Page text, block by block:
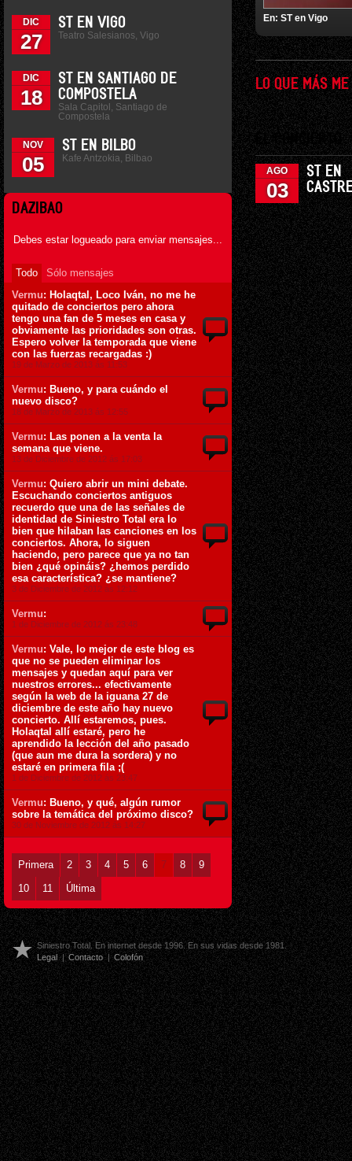
DIC
27
ST EN VIGO
Teatro Salesianos, Vigo
DIC
18
ST EN SANTIAGO DE
COMPOSTELA
Sala Capitol, Santiago de
Compostela
NOV
05
ST EN BILBO
Kafe Antzokia, Bilbao
DAZIBAO
Debes estar logueado para enviar mensajes...
Todo
Sólo mensajes
Vermu: Holaqtal, Loco Iván, no me he
quitado de conciertos pero ahora
tengo una fan de 5 meses en casa y
obviamente las prioridades son otras.
Espero volver la temporada que viene
con las fuerzas recargadas :)
19 de Marzo de 2013 ás 11:53
Vermu: Bueno, y para cuándo el
nuevo disco?
18 de Marzo de 2013 ás 12:55
Vermu: Las ponen a la venta la
semana que viene.
13 de Diciembre de 2012 ás 17:03
Vermu: Quiero abrir un mini debate.
Escuchando conciertos antiguos
recuerdo que una de las señales de
identidad de Siniestro Total era lo
bien que hilaban las canciones en los
conciertos. Ahora, lo siguen
haciendo, pero parece que ya no tan
bien ¿qué opináis? ¿hemos perdido
esa característica? ¿se mantiene?
3 de Diciembre de 2012 ás 12:12
Vermu:
1 de Diciembre de 2012 ás 23:48
Vermu: Vale, lo mejor de este blog es
que no se pueden eliminar los
mensajes y quedan aquí para ver
nuestros errores... efectivamente
según la web de la iguana 27 de
diciembre de este año hay nuevo
concierto. Allí estaremos, pues.
Holaqtal allí estaré, pero he
aprendido la lección del año pasado
(que aun me dura la sordera) y no
estaré en primera fila ;(
1 de Diciembre de 2012 ás 23:47
Vermu: Bueno, y qué, algún rumor
sobre la temática del próximo disco?
30 de Noviembre de 2012 ás 14:27
Primera 2 3 4 5 6 7 8
9
10
11 Última
En: ST en Vigo
LO QUE MÁS ME
EL CONCIERTO
AGO
03
ST EN
Siniestro Total. En internet desde 1996. En sus vidas desde 1981.
Legal | Contacto | Colofón